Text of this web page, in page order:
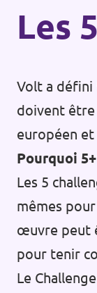
Les
Volt a défini
doivent être
européen et
Pourquoi
Les 5
mêmes
œuvre peut
pour tenir
Le